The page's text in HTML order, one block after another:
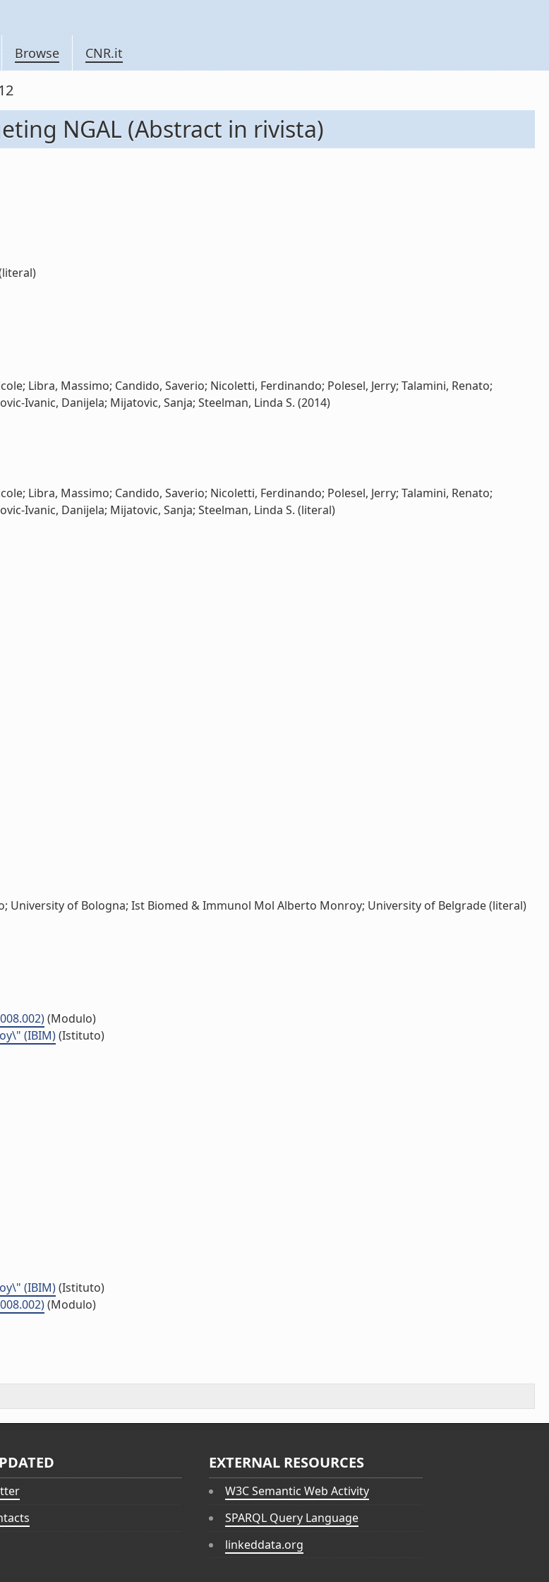
Browse CNR.it
NGAL (Abstract in rivista)
Libra, Massimo; Candido, Saverio; Nicoletti, Ferdinando; Polesel, Jerry; Talamini, Renato;
Ivanic, Danijela; Mijatovic, Sanja; Steelman, Linda S. (2014)
Libra, Massimo; Candido, Saverio; Nicoletti, Ferdinando; Polesel, Jerry; Talamini, Renato;
Ivanic, Danijela; Mijatovic, Sanja; Steelman, Linda S. (literal)
University of Bologna; Ist Biomed & Immunol Mol Alberto Monroy; University of Belgrade (literal)
(Modulo)
(IBIM)(Istituto)
(IBIM)(Istituto)
(Modulo)
EXTERNAL RESOURCES
W3C Semantic Web Activity
SPARQL Query Language
linkeddata.org